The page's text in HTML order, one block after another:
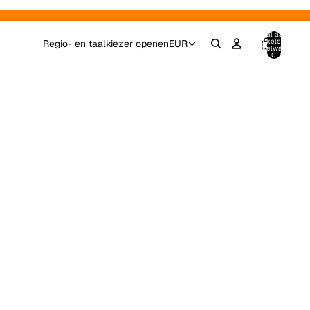
Regio- en taalkiezer openenEUR
Totaal aantal
artikelen in
winkelwagen:
0